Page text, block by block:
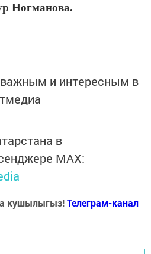
Ногманова.
и интересным в
в
MАХ:
кушылыгыз!Телеграм-канал